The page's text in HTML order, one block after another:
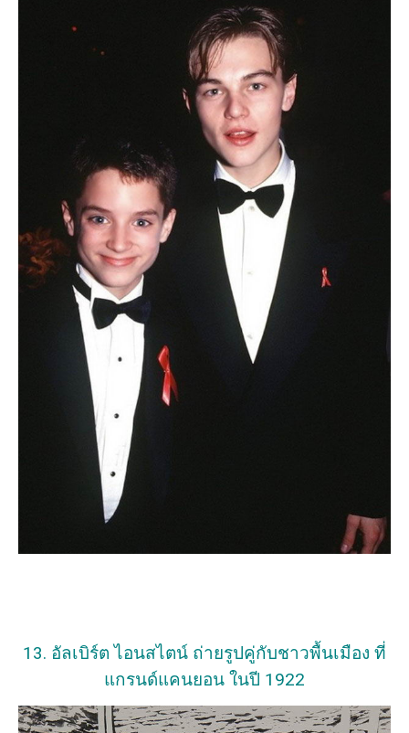
13. อัลเบิร์ต ไอนสไตน์ ถ่ายรูปคู่กับชาวพื้นเมือง ที่
แกรนด์แคนยอน ในปี 1922